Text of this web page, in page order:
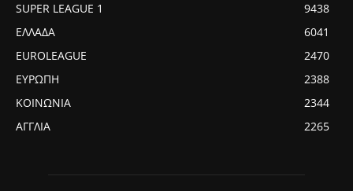
SUPER LEAGUE 1
9438
ΕΛΛΑΔΑ
6041
EUROLEAGUE
2470
ΕΥΡΩΠΗ
2388
ΚΟΙΝΩΝΙΑ
2344
ΑΓΓΛΙΑ
2265